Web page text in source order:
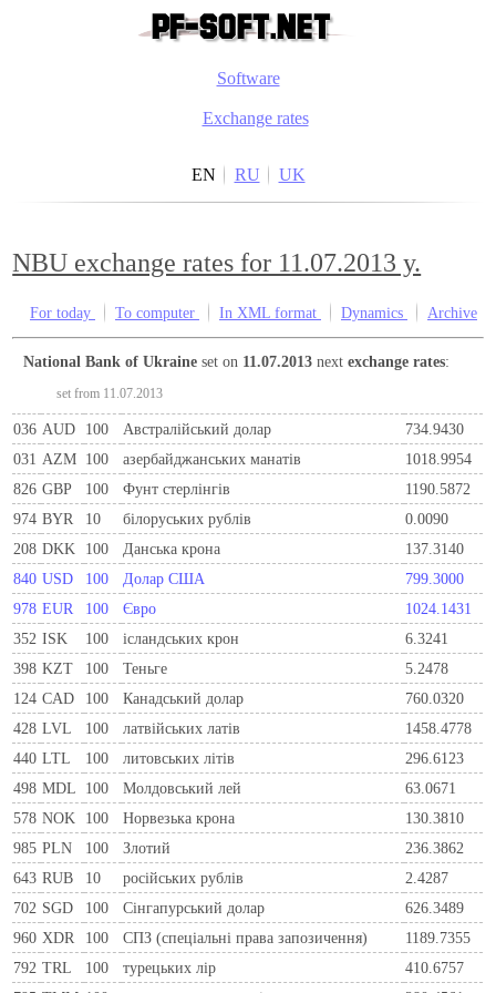
Software
Exchange rates
EN RU UK
NBU exchange rates for 11.07.2013 y.
For today To computer In XML format Dynamics Archive
National Bank of Ukraine set on 11.07.2013 nextexchange rates:
set from 11.07.2013
036 AUD 100 Австралійський долар
734.9430
031 AZM 100 азербайджанських манатів
1018.9954
826 GBP 100 Фунт стерлінгів
1190.5872
974 BYR 10 білоруських рублів
0.0090
208 DKK 100 Данська крона
137.3140
840 USD 100 Долар США
799.3000
978 EUR 100 Євро
1024.1431
352 ISK 100 ісландських крон
6.3241
398 KZT 100 Теньге
5.2478
124 CAD 100 Канадський долар
760.0320
428 LVL 100 латвійських латів
1458.4778
440 LTL 100 литовських літів
296.6123
498 MDL 100 Молдовський лей
63.0671
578 NOK 100 Норвезька крона
130.3810
985 PLN 100 Злотий
236.3862
643 RUB 10 російських рублів
2.4287
702 SGD 100 Сінгапурський долар
626.3489
960 XDR 100 СПЗ (спеціальні права запозичення)
1189.7355
792 TRL 100 турецьких лір
410.6757